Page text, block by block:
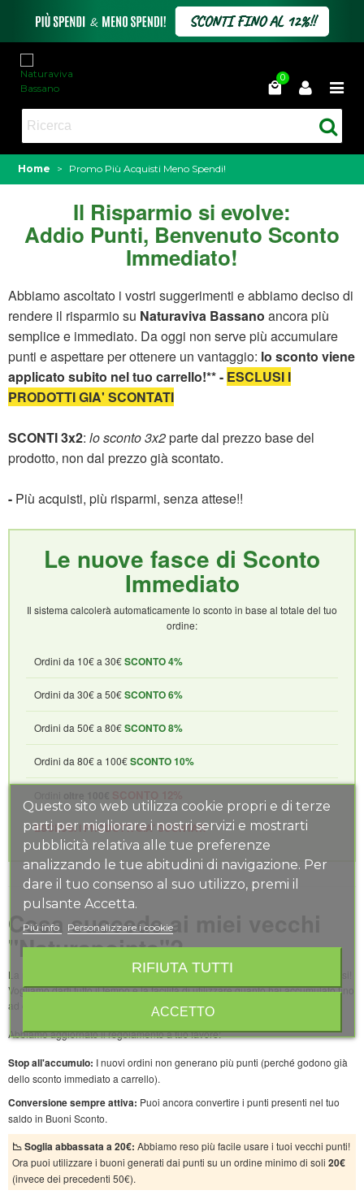
0
Home > Promo Più Acquisti Meno Spendi!
Il Risparmio si evolve:
Addio Punti, Benvenuto Sconto
Immediato!
Abbiamo ascoltato i vostri suggerimenti e abbiamo deciso di
rendere il risparmio su Naturaviva Bassano ancora più
semplice e immediato. Da oggi non serve più accumulare
punti e aspettare per ottenere un vantaggio: lo sconto viene
applicato subito nel tuo carrello!** - ESCLUSI I
PRODOTTI GIA' SCONTATI
SCONTI 3x2: lo sconto 3x2parte dal prezzo base del
prodotto, non dal prezzo già scontato.
- Più acquisti, più risparmi, senza attese!!
Le nuove fasce di Sconto
Immediato
Il sistema calcolerà automaticamente lo sconto in base al totale del tuo
ordine:
Ordini da 10€ a 30€SCONTO 4%
Ordini da 30€ a 50€SCONTO 6%
Ordini da 50€ a 80€SCONTO 8%
Ordini da 80€ a 100€SCONTO 10%
ESCLUSI I PRODOTTI GIA' SCONTATI
Cosa succede ai miei vecchi
"Naturapoints"?
La raccolta punti è ufficialmente terminata, ma i tuoi sforzi non andranno persi!
Vogliamo darti tutto il tempo e la facilità di utilizzare quanto hai accumulato fino
ad oggi.
Abbiamo aggiornato il regolamento a tuo favore:
Stop all'accumulo: I nuovi ordini non generano più punti (perché godono già
dello sconto immediato a carrello).
Conversione sempre attiva: Puoi ancora convertire i punti presenti nel tuo
saldo in Buoni Sconto.
📉 Soglia abbassata a 20€: Abbiamo reso più facile usare i tuoi vecchi punti!
Ora puoi utilizzare i buoni generati dai punti su un ordine minimo di soli 20€
(invece dei precedenti 50€).
Questo sito web utilizza cookie propri e di terze
parti per migliorare i nostri servizi e mostrarti
pubblicità relativa alle tue preferenze
analizzando le tue abitudini di navigazione. Per
dare il tuo consenso al suo utilizzo, premi il
pulsante Accetta.
Piú info Personalizzare i cookie
RIFIUTA TUTTI
ACCETTO